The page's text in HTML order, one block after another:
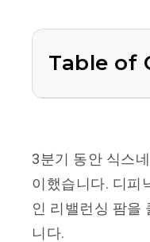
Table of
3분기 동안 식스
이했습니다. 디피
인 리밸런싱 팜을
니다.